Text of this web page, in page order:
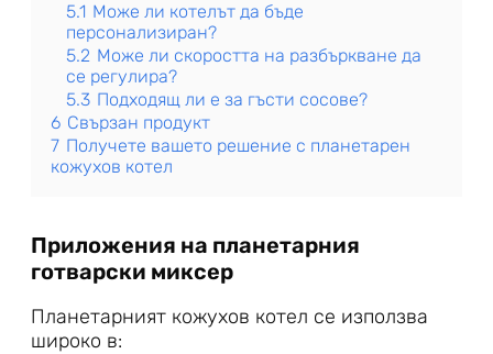
5.1 Може ли котелът да бъде
персонализиран?
5.2 Може ли скоростта на разбъркване да
се регулира?
5.3 Подходящ ли е за гъсти сосове?
6 Свързан продукт
7 Получете вашето решение с планетарен
кожухов котел
Приложения на планетарния
готварски миксер
Планетарният кожухов котел се използва
широко в: